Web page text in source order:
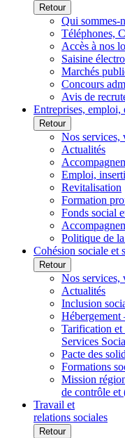
Retour
Qui sommes-
Téléphones,
Accès à nos
Saisine
Marchés
Concours
Avis de
Entreprises, emploi,
Retour
Nos services,
Actualités
Emploi,
Revitalisation
Formation
Fonds social
Politique de
Cohésion sociale et
Retour
Nos services,
Actualités
Inclusion
Hébergement
Tarification et
Services
Pacte des
Formations
Mission
de contrôle
Travail et
relations sociales
Retour